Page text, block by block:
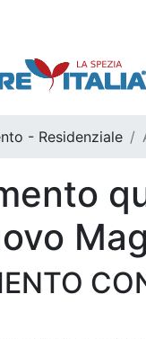
- Residenziale